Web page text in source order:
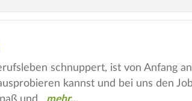
schnuppert, ist von Anfang
kannst und bei uns den
und